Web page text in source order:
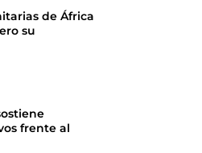
de África
su
frente al